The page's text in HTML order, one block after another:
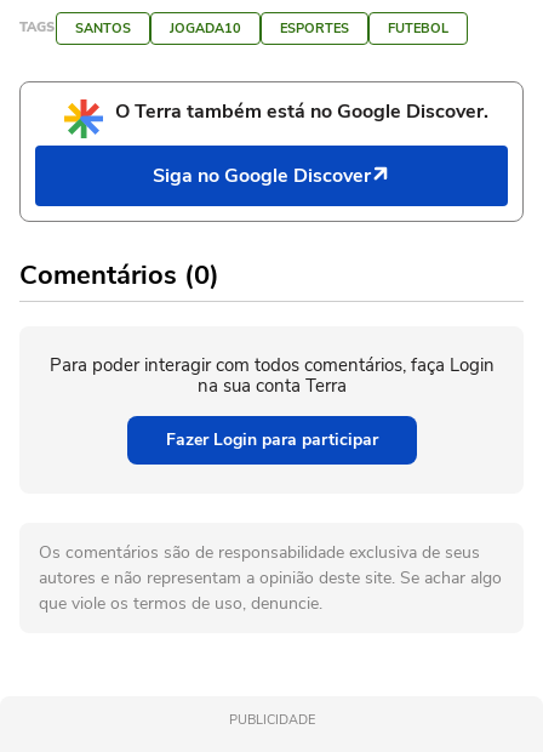
TAGS SANTOS JOGADA10 ESPORTES FUTEBOL
O Terra também está no Google Discover.
Siga no Google Discover
Comentários (0)
Para poder interagir com todos comentários, faça Login
na sua conta Terra
Fazer Login para participar
Os comentários são de responsabilidade exclusiva de seus
autores e não representam a opinião deste site. Se achar algo
que viole os termos de uso, denuncie.
PUBLICIDADE